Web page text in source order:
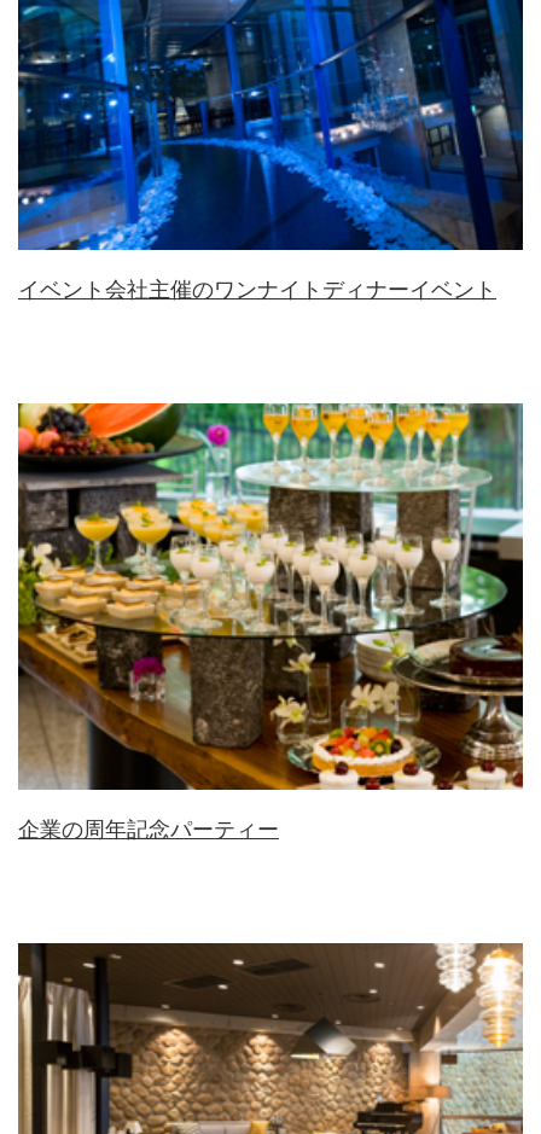
イベント会社主催のワンナイトディナーイベント
企業の周年記念パーティー